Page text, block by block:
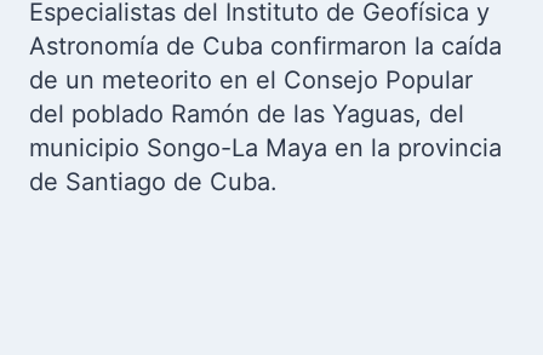
Especialistas del Instituto de Geofísica y
Astronomía de Cuba confirmaron la caída
de un meteorito en el Consejo Popular
del poblado Ramón de las Yaguas, del
municipio Songo-La Maya en la provincia
de Santiago de Cuba.